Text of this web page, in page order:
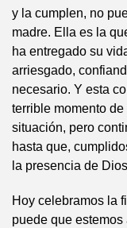
y la cumplen, no
madre. Ella es la
ha entregado su
arriesgado,
necesario. Y esta
terrible momento
situación, pero
hasta que,
la presencia de
Hoy celebramos la
puede que